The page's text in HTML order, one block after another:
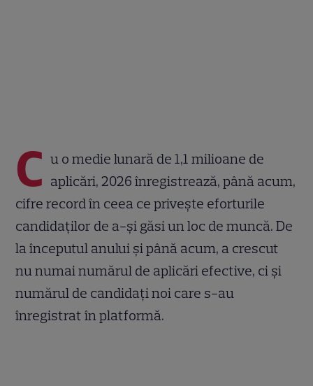
C u o medie lunară de 1,1 milioane de
aplicări, 2026 înregistrează, până acum,
cifre record în ceea ce privește eforturile
candidaților de a-și găsi un loc de muncă. De
la începutul anului și până acum, a crescut
nu numai numărul de aplicări efective, ci și
numărul de candidați noi care s-au
înregistrat în platformă.